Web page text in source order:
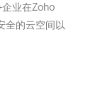
业在Zoho
全的云空间以